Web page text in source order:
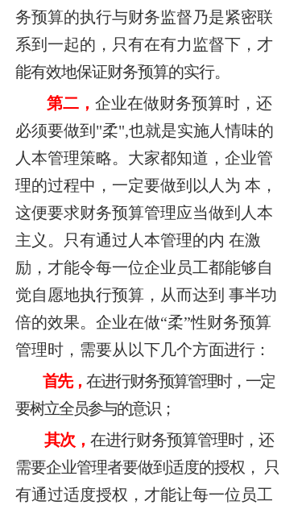
务预算的执行与财务监督乃是紧密联
系到一起的，只有在有力监督下， 才
能有效地保证财务预算的实行。
第二，企业在做财务预算时，还
必须要做到"柔",也就是实施人情味的
人本管理策略。大家都知道，企业管
理的过程中，一定要做到以人为 本，
这便要求财务预算管理应当做到人本
主义。只有通过人本管理的内 在激
励，才能令每一位企业员工都能够自
觉自愿地执行预算，从而达到事半功
倍的效果。企业在做“柔”性财务预算
管理时， 需要从以下几个方面进行：
首先，在进行财务预算管理时，一定
要树立全员参与的意识；
其次，在进行财务预算管理时，还
需要企业管理者要做到适度的授权，
只
有通过适度授权，才能让每一位员工